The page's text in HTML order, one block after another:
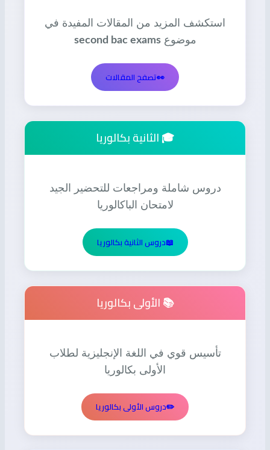
استكشف المزيد من المقالات المفيدة في
موضوعsecond bac exams
👀تصفح المقالات
🎓 الثانية بكالوريا
دروس شاملة ومراجعات للتحضير الجيد
لامتحان الباكالوريا
📖دروس الثانية بكالوريا
📚 الأولى بكالوريا
تأسيس قوي في اللغة الإنجليزية لطلاب
الأولى بكالوريا
✏️دروس الأولى بكالوريا